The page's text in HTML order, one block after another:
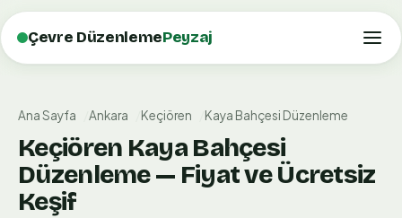
Çevre DüzenlemePeyzaj
Ana Sayfa Ankara Keçiören Kaya Bahçesi Düzenleme
Keçiören Kaya Bahçesi
Düzenleme — Fiyat ve Ücretsiz
Keşif